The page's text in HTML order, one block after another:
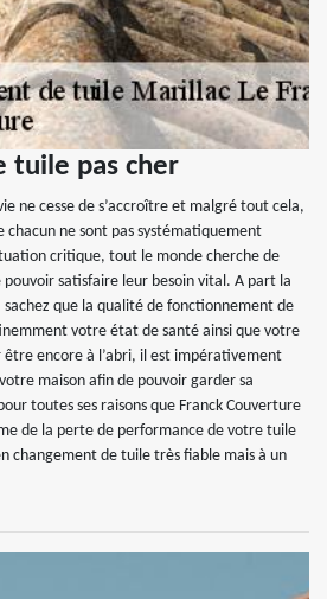
tuile pas cher
ne cesse de s’accroître et malgré tout cela,
ne sont pas systématiquement
critique, tout le monde cherche de
satisfaire leur besoin vital. A part la
que la qualité de fonctionnement de
votre état de santé ainsi que votre
encore à l’abri, il est impérativement
maison afin de pouvoir garder sa
toutes ses raisons que Franck Couverture
de la perte de performance de votre tuile
changement de tuile très fiable mais à un